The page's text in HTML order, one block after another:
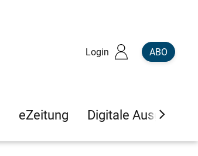
Login ABO
eZeitung Digitale Ausgaben